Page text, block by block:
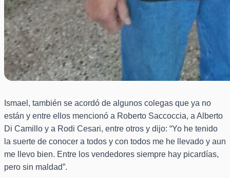
Ismael, también se acordó de algunos colegas que ya no
están y entre ellos mencionó a Roberto Saccoccia, a Alberto
Di Camillo y a Rodi Cesari, entre otros y dijo: “Yo he tenido
la suerte de conocer a todos y con todos me he llevado y aun
me llevo bien. Entre los vendedores siempre hay picardías,
pero sin maldad”.